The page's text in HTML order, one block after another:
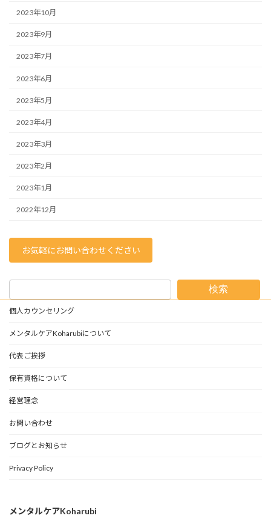
2023年10月
2023年9月
2023年7月
2023年6月
2023年5月
2023年4月
2023年3月
2023年2月
2023年1月
2022年12月
お気軽にお問い合わせください
検索
個人カウンセリング
メンタルケアKoharubiについて
代表ご挨拶
保有資格について
経営理念
お問い合わせ
ブログとお知らせ
Privacy Policy
メンタルケアKoharubi